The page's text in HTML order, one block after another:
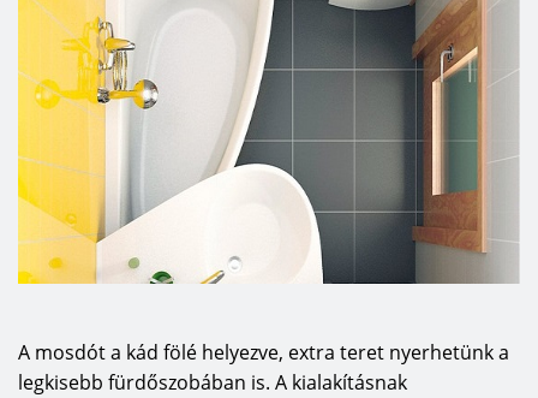
A mosdót a kád fölé helyezve, extra teret nyerhetünk a
legkisebb fürdőszobában is. A kialakításnak